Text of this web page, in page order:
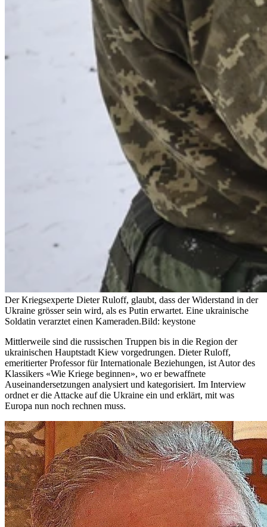
Der Kriegsexperte Dieter Ruloff, glaubt, dass der Widerstand in der
Ukraine grösser sein wird, als es Putin erwartet. Eine ukrainische
Soldatin verarztet einen Kameraden.Bild: keystone
Mittlerweile sind die russischen Truppen bis in die Region der
ukrainischen Hauptstadt Kiew vorgedrungen. Dieter Ruloff,
emeritierter Professor für Internationale Beziehungen, ist Autor des
Klassikers «Wie Kriege beginnen», wo er bewaffnete
Auseinandersetzungen analysiert und kategorisiert. Im Interview
ordnet er die Attacke auf die Ukraine ein und erklärt, mit was
Europa nun noch rechnen muss.